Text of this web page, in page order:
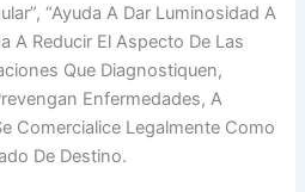
“ayuda A Dar Luminosidad A
A Reducir El Aspecto De Las
Que Diagnostiquen,
Enfermedades, A
Comercialice Legalmente Como
De Destino.